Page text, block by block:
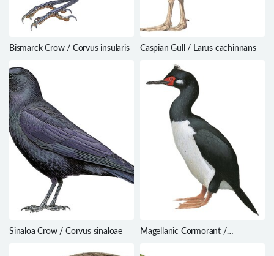
Bismarck Crow / Corvus insularis Caspian Gull / Larus cachinnans
Sinaloa Crow / Corvus sinaloae
Magellanic Cormorant /